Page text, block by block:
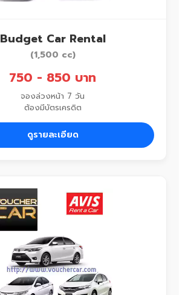
Budget Car Rental
(1,500 cc)
750 - 850 บาท
จองล่วงหน้า 7 วัน
ต้องมีบัตรเครดิต
ดูรายละเอียด